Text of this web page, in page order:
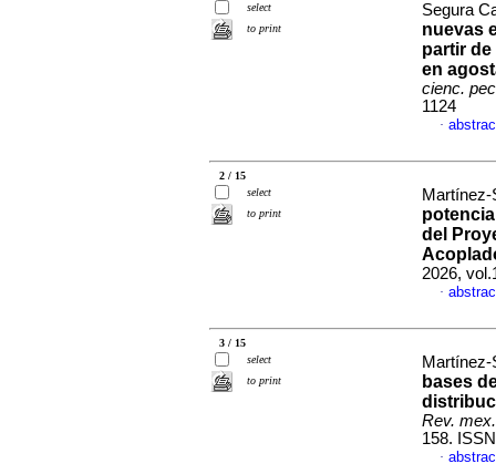
select
to print
Segura
nuevas
partir
en
cienc.
1124
·
2 / 15
select
to print
del
2026,
·
3 / 15
select
to print
bases
Rev.
158.
·